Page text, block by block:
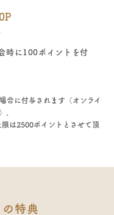
時に100ポイントを付
合に付与されます（オンライ
。
は2500ポイントとさせて頂
特典